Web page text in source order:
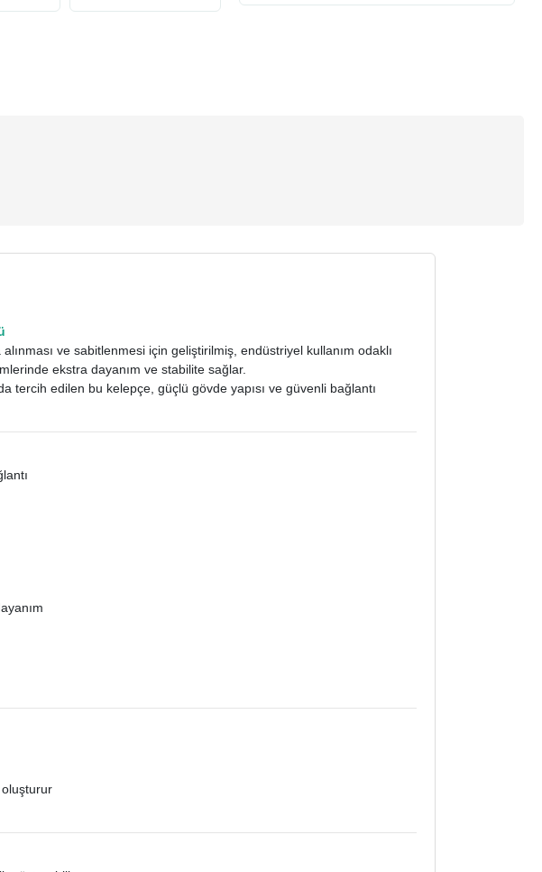
ve sabitlenmesi için geliştirilmiş, endüstriyel kullanım odaklı
ekstra dayanım ve stabilite sağlar.
tercih edilen bu kelepçe, güçlü gövde yapısı ve güvenli bağlantı